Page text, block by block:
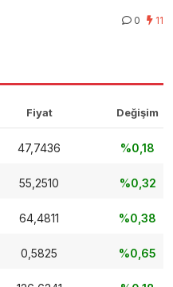
0 11
Fiyat Değişim
47,7436 %0,18
55,2510 %0,32
64,4811 %0,38
0,5825 %0,65